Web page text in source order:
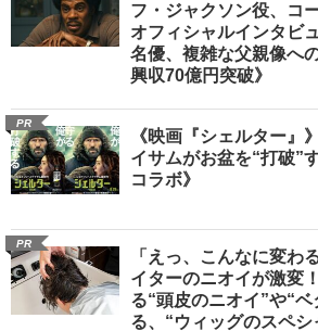
フ・ジャクソン役、コ
オフィシャルインタビ
名優、複雑な父親像へ
興収70億円突破》
PR
《映画『シェルター』
イサムがお盆を“打破”
コラボ》
PR
「えっ、こんなに変わ
イターのニオイが激変
る“頭皮のニオイ”や“
る、“ウィッグのスペ